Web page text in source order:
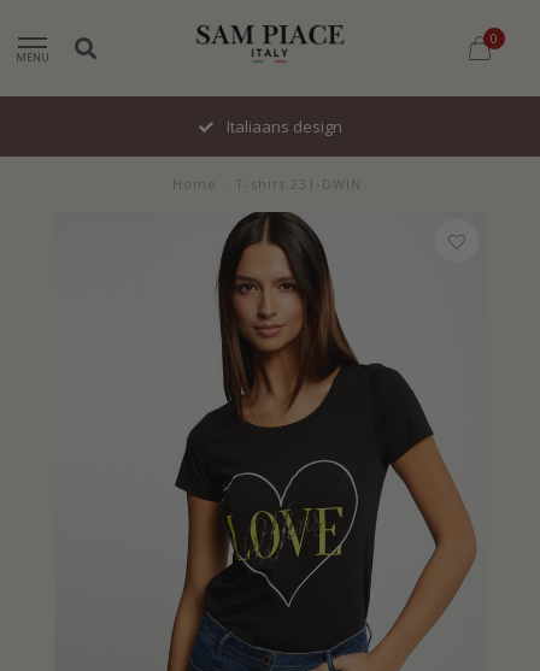
MENU
0
Italiaans design
Home T-shirt 231-DWIN